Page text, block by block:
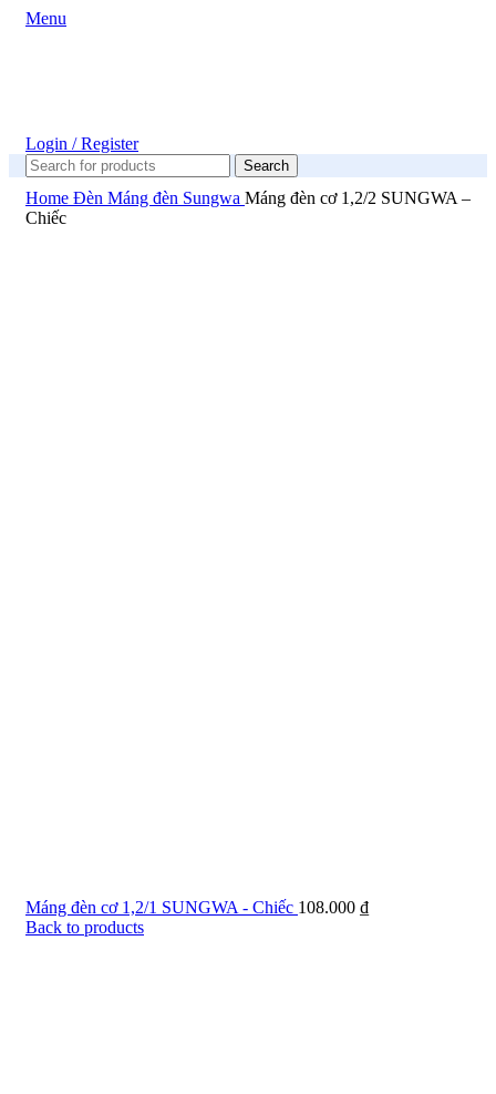
Menu
Login / Register
Search
Home Đèn Máng đèn Sungwa Máng đèn cơ 1,2/2 SUNGWA –
Chiếc
Máng đèn cơ 1,2/1 SUNGWA - Chiếc 108.000 ₫
Back to products